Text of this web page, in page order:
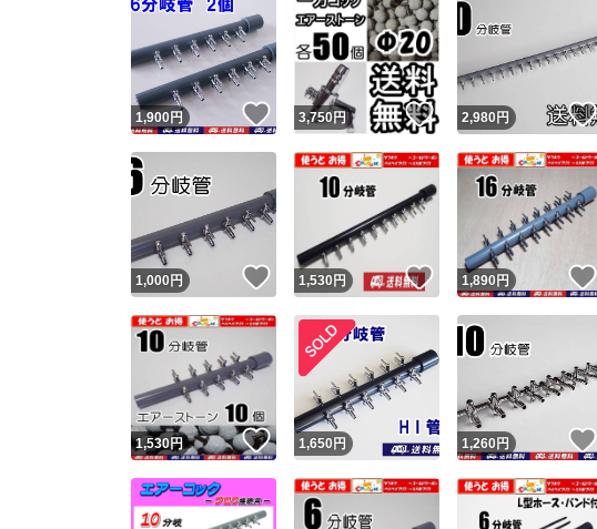
1,900円 いいね！
3,750円 いいね！
2,980円
1,000円 いいね！
1,530円 いいね！
1,890 円
1,530円 いいね！
1,650 円 1,260 円